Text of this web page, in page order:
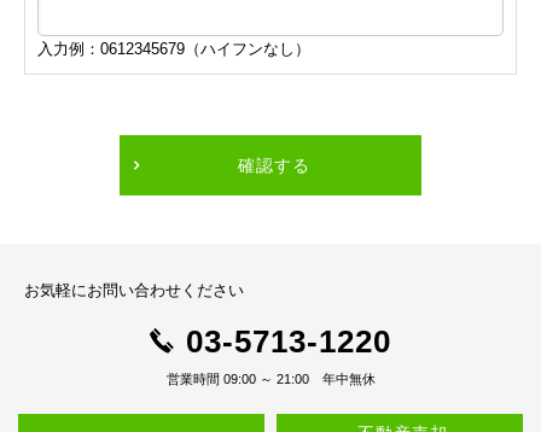
入力例：0612345679（ハイフンなし）
確認する
お気軽にお問い合わせください
03-5713-1220
営業時間 09:00 ～ 21:00 年中無休